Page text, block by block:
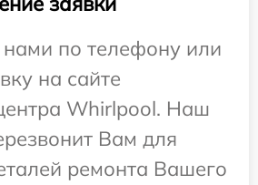
по телефону или
на сайте
Whirlpool. Наш
Вам для
ремонта Вашего